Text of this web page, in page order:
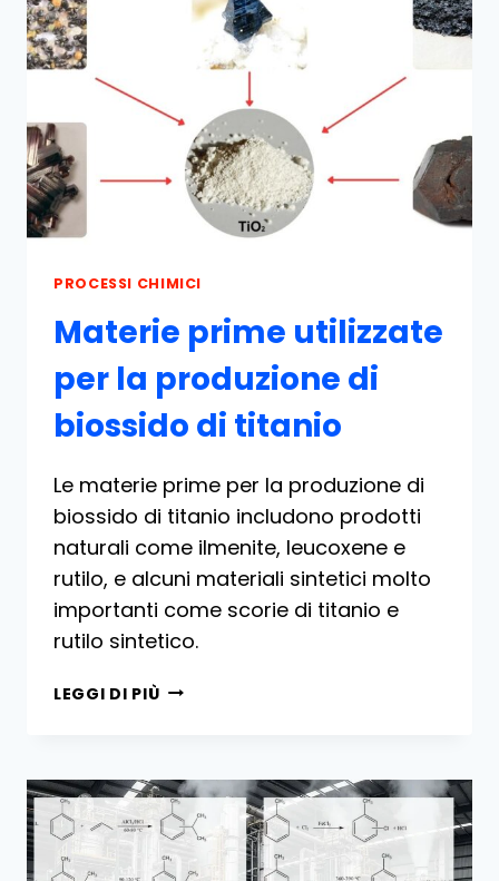
TITANIO:
PANORAMICA
PROCESSI CHIMICI
Materie prime utilizzate
per la produzione di
biossido di titanio
Le materie prime per la produzione di
biossido di titanio includono prodotti
naturali come ilmenite, leucoxene e
rutilo, e alcuni materiali sintetici molto
importanti come scorie di titanio e
rutilo sintetico.
LEGGI DI PIÙ MATERIE
LA
PRODUZIONE
DI
BIOSSIDO